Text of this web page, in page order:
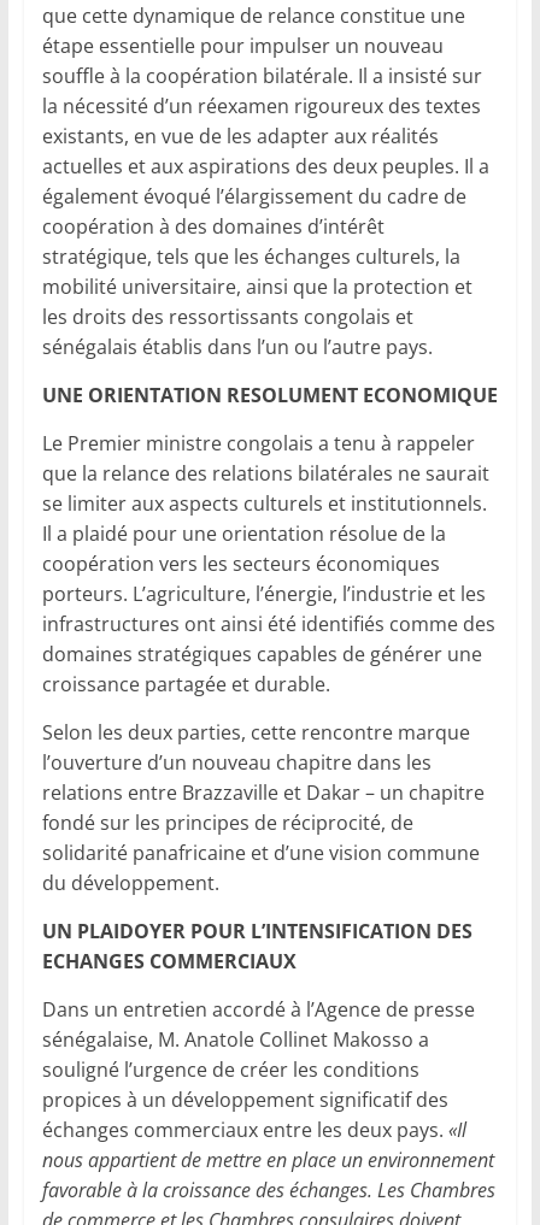
que cette dynamique de relance constitue une
étape essentielle pour impulser un nouveau
souffle à la coopération bilatérale. Il a insisté sur
la nécessité d’un réexamen rigoureux des textes
existants, en vue de les adapter aux réalités
actuelles et aux aspirations des deux peuples. Il a
également évoqué l’élargissement du cadre de
coopération à des domaines d’intérêt
stratégique, tels que les échanges culturels, la
mobilité universitaire, ainsi que la protection et
les droits des ressortissants congolais et
sénégalais établis dans l’un ou l’autre pays.
UNE ORIENTATION RESOLUMENT ECONOMIQUE
Le Premier ministre congolais a tenu à rappeler
que la relance des relations bilatérales ne saurait
se limiter aux aspects culturels et institutionnels.
Il a plaidé pour une orientation résolue de la
coopération vers les secteurs économiques
porteurs. L’agriculture, l’énergie, l’industrie et les
infrastructures ont ainsi été identifiés comme des
domaines stratégiques capables de générer une
croissance partagée et durable.
Selon les deux parties, cette rencontre marque
l’ouverture d’un nouveau chapitre dans les
relations entre Brazzaville et Dakar – un chapitre
fondé sur les principes de réciprocité, de
solidarité panafricaine et d’une vision commune
du développement.
UN PLAIDOYER POUR L’INTENSIFICATION DES
ECHANGES COMMERCIAUX
Dans un entretien accordé à l’Agence de presse
sénégalaise, M. Anatole Collinet Makosso a
souligné l’urgence de créer les conditions
propices à un développement significatif des
échanges commerciaux entre les deux pays. «Il
nous appartient de mettre en place un environnement
favorable à la croissance des échanges. Les Chambres
de commerce et les Chambres consulaires doivent